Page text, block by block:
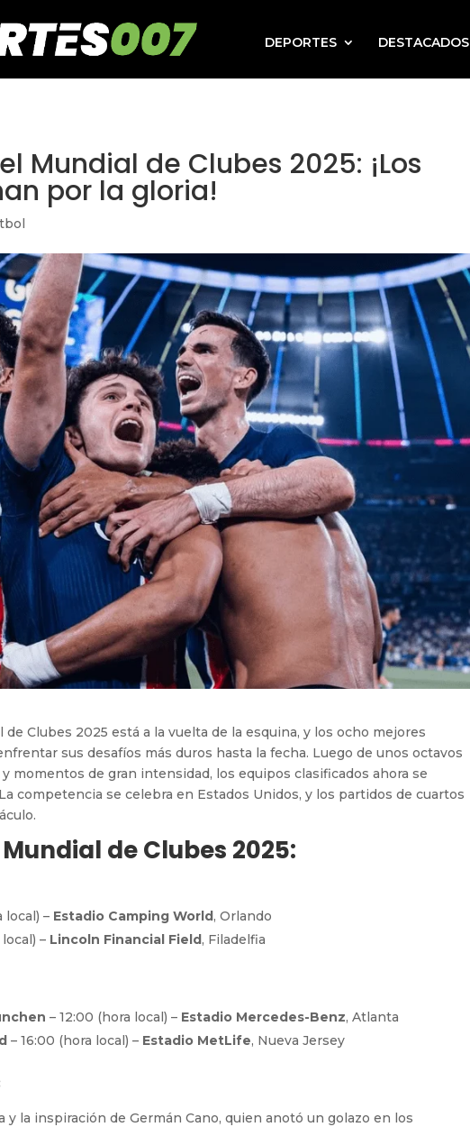
DEPORTES
DESTACADOS
Mundial de Clubes 2025: ¡Los
por la gloria!
Clubes 2025 está a la vuelta de la esquina, y los ocho mejores
sus desafíos más duros hasta la fecha. Luego de unos octavos
momentos de gran intensidad, los equipos clasificados ahora se
competencia se celebra en Estados Unidos, y los partidos de cuartos
de Clubes 2025:
local) – Estadio Camping World, Orlando
– Lincoln Financial Field, Filadelfia
– 12:00 (hora local) – Estadio Mercedes-Benz, Atlanta
– 16:00 (hora local) – Estadio MetLife, Nueva Jersey
y la inspiración de Germán Cano, quien anotó un golazo en los